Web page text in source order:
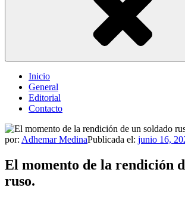
Inicio
General
Editorial
Contacto
por: Adhemar MedinaPublicada el: junio 16,
El momento de la rendición
ruso.